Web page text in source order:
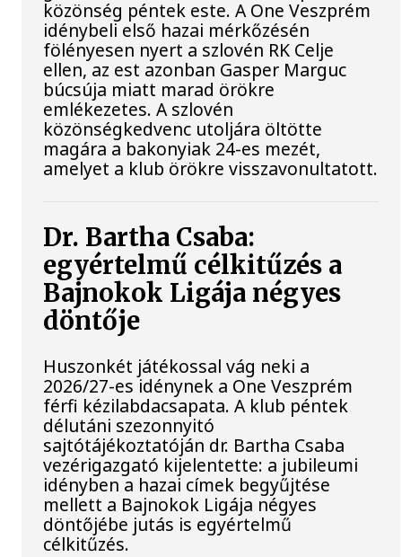
közönség péntek este. A One Veszprém
idénybeli első hazai mérkőzésén
fölényesen nyert a szlovén RK Celje
ellen, az est azonban Gasper Marguc
búcsúja miatt marad örökre
emlékezetes. A szlovén
közönségkedvenc utoljára öltötte
magára a bakonyiak 24-es mezét,
amelyet a klub örökre visszavonultatott.
Dr. Bartha Csaba:
egyértelmű célkitűzés a
Bajnokok Ligája négyes
döntője
Huszonkét játékossal vág neki a
2026/27-es idénynek a One Veszprém
férfi kézilabdacsapata. A klub péntek
délutáni szezonnyitó
sajtótájékoztatóján dr. Bartha Csaba
vezérigazgató kijelentette: a jubileumi
idényben a hazai címek begyűjtése
mellett a Bajnokok Ligája négyes
döntőjébe jutás is egyértelmű
célkitűzés.